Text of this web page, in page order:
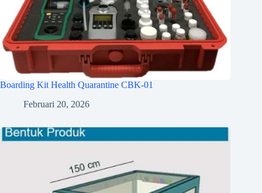
Boarding Kit Health Quarantine CBK-01
Februari 20, 2026